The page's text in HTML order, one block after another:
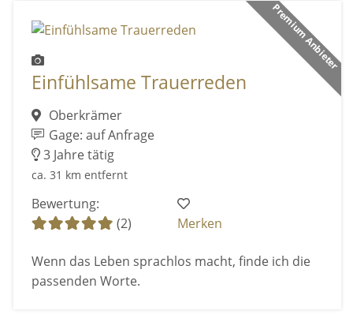
Premium Anbieter
Einfühlsame Trauerreden
Oberkrämer
Gage: auf Anfrage
3 Jahre tätig
ca. 31 km entfernt
Bewertung:
(2)
Merken
Wenn das Leben sprachlos macht, finde ich die
passenden Worte.